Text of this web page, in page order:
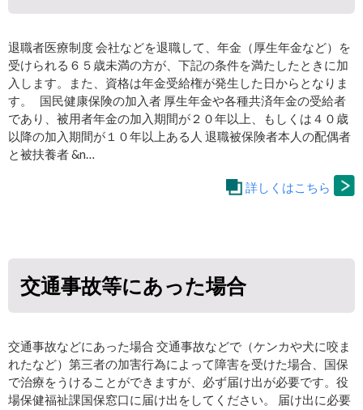
退職者医療制度 会社などを退職して、年金（厚生年金など）を
受けられる６５歳未満の方が、下記の条件を満たしたときに加
入します。また、資格は年金受給権が発生した日からとなりま
す。 国民健康保険の加入者 厚生年金や各種共済年金の受給者
であり、被用者年金の加入期間が２０年以上、もしくは４０歳
以降の加入期間が１０年以上ある人 退職被保険者本人の配偶者
と被扶養者 &n…
詳しくはこちら
交通事故等にあった場合
交通事故などにあった場合 交通事故などで（ケンカや犬に咬ま
れたなど）第三者の加害行為によって障害を受けた場合、国保
で治療をうけることができますが、必ず届け出が必要です。役
場保健福祉課国保窓口に届け出をしてください。 届け出に必要